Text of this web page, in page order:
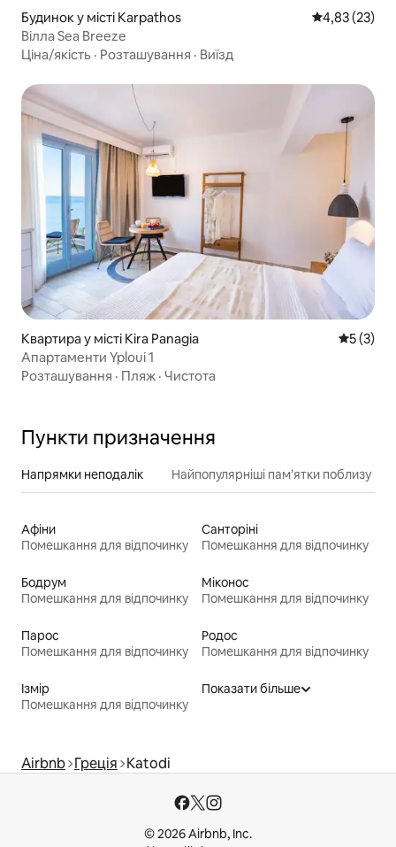
Будинок у місті Karpathos Середня
4,83 (23)
Вілла Sea Breeze
Ціна/якість · Розташування · Виїзд
Квартира у місті Kira Panagia Середня
5 (3)
Апартаменти Yploui 1
Розташування · Пляж · Чистота
Пункти призначення
Напрямки неподалік Найпопулярніші пам’ятки поблизу
Афіни
Помешкання для відпочинку
Санторіні
Помешкання для відпочинку
Бодрум
Помешкання для відпочинку
Міконос
Помешкання для відпочинку
Парос
Помешкання для відпочинку
Родос
Помешкання для відпочинку
Ізмір
Помешкання для відпочинку
Показати більше
Airbnb Греція Katodi
© 2026 Airbnb, Inc.